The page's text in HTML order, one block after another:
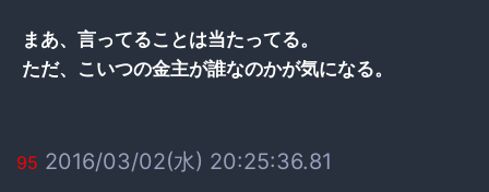
まあ、言ってることは当たってる。
ただ、こいつの金主が誰なのかが気になる。
95 2016/03/02(水) 20:25:36.81